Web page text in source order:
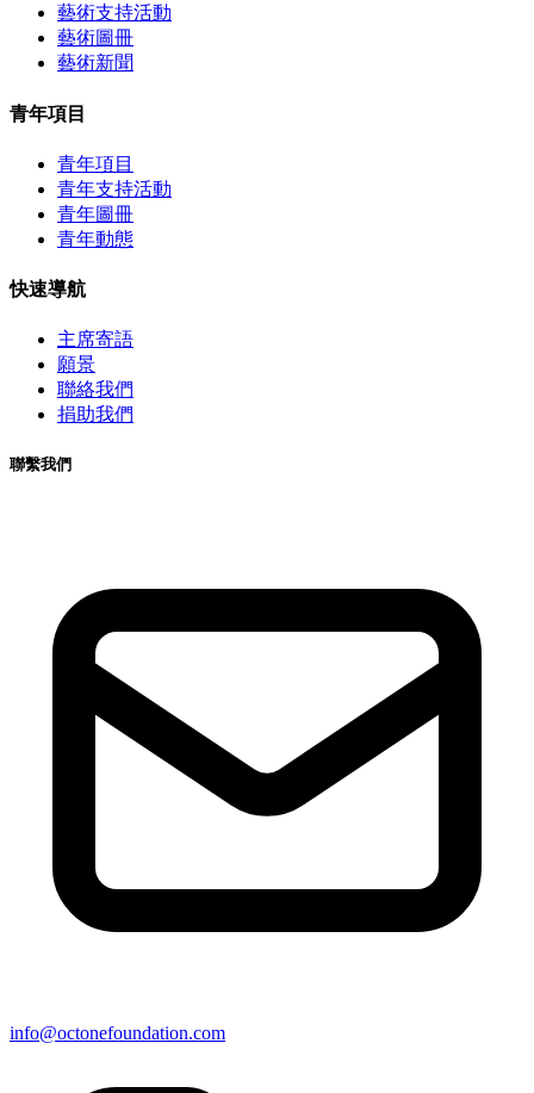
藝術支持活動
藝術圖冊
藝術新聞
青年項目
青年項目
青年支持活動
青年圖冊
青年動態
快速導航
主席寄語
願景
聯絡我們
捐助我們
聯繫我們
info@octonefoundation.com